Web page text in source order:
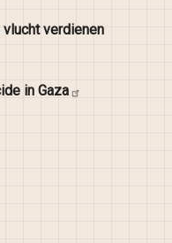
verdienen
in Gaza